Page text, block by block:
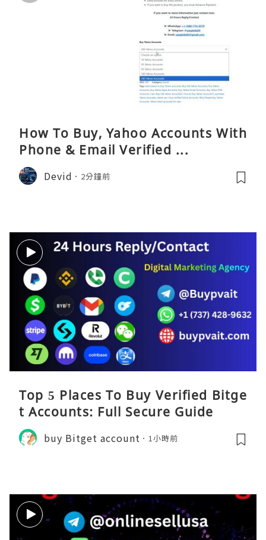
How To Buy, Yahoo Accounts With
Phone & Email Verified ...
Devid 2分鐘前
Top 5 Places To Buy Verified Bitge
t Accounts: Full Secure Guide
buy Bitget account 1小時前